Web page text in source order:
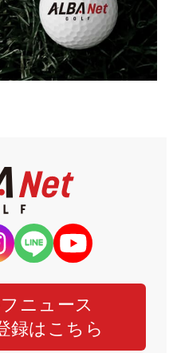
ニュース
録はこちら